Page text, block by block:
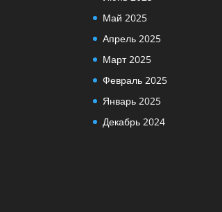
Май 2025
Апрель 2025
Март 2025
Февраль 2025
Январь 2025
Декабрь 2024